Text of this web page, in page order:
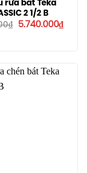
rửa bát Teka
2 1/2 B
₫
Giá
5.740.000₫Giá
hiện